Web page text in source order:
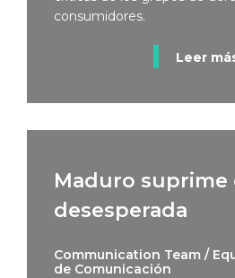
consumidores.
Leer
Maduro suprime
desesperada
Communication Team /
de Comunicación